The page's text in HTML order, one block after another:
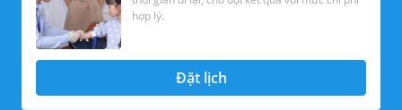
hợp lý.
Đặt lịch